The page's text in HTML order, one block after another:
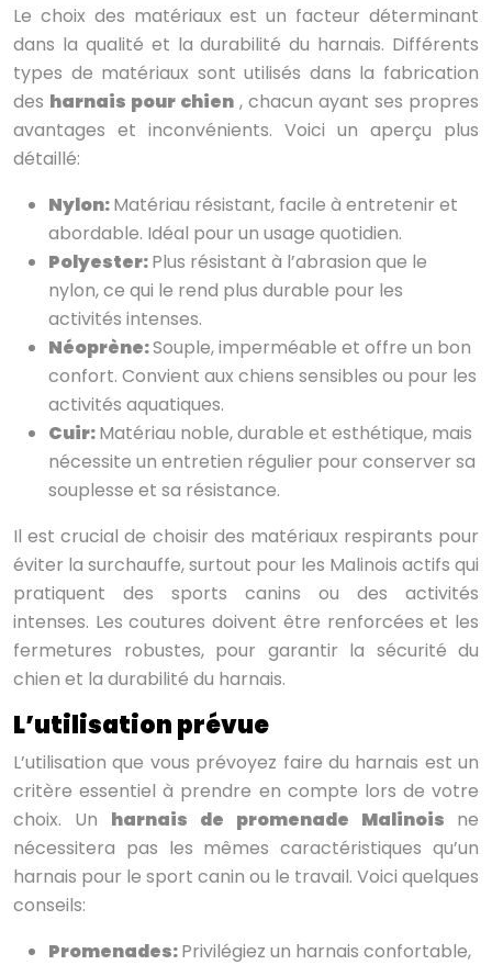
Le choix des matériaux est un facteur déterminant
dans la qualité et la durabilité du harnais. Différents
types de matériaux sont utilisés dans la fabrication
des harnais pour chien , chacun ayant ses propres
avantages et inconvénients. Voici un aperçu plus
détaillé:
Nylon:Matériau résistant, facile à entretenir et
abordable. Idéal pour un usage quotidien.
Polyester:Plus résistant à l’abrasion que le
nylon, ce qui le rend plus durable pour les
activités intenses.
Néoprène:Souple, imperméable et offre un bon
confort. Convient aux chiens sensibles ou pour les
activités aquatiques.
Cuir:Matériau noble, durable et esthétique, mais
nécessite un entretien régulier pour conserver sa
souplesse et sa résistance.
Il est crucial de choisir des matériaux respirants pour
éviter la surchauffe, surtout pour les Malinois actifs qui
pratiquent des sports canins ou des activités
intenses. Les coutures doivent être renforcées et les
fermetures robustes, pour garantir la sécurité du
chien et la durabilité du harnais.
L’utilisation prévue
L’utilisation que vous prévoyez faire du harnais est un
critère essentiel à prendre en compte lors de votre
choix. Un harnais de promenade Malinois ne
nécessitera pas les mêmes caractéristiques qu’un
harnais pour le sport canin ou le travail. Voici quelques
conseils:
Promenades:Privilégiez un harnais confortable,